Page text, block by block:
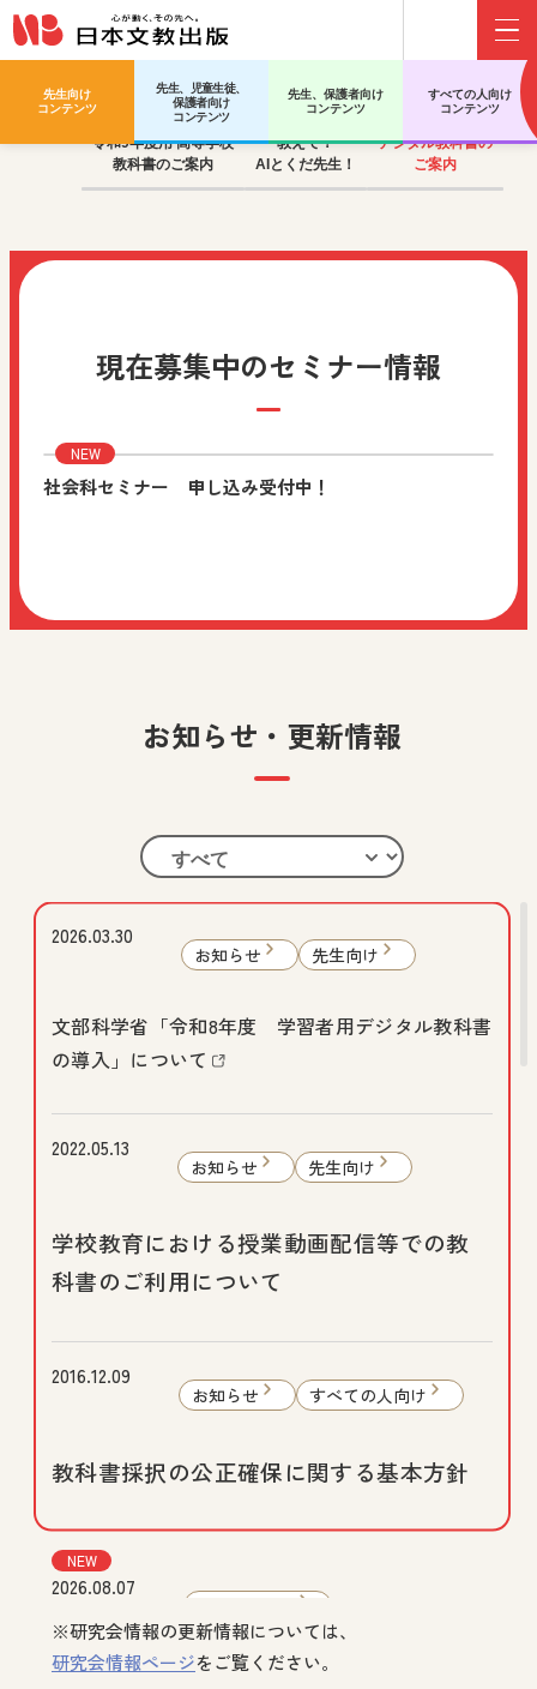
先生向け
コンテンツ
先生、児童生徒、
保護者向け
コンテンツ
先生、保護者向け
コンテンツ
すべての人向け
コンテンツ
令和9年度用 高等学校
教科書のご案内
教えて！
AIとくだ先生！
デジタル教科書の
ご案内
現在募集中のセミナー情報
社会科セミナー 申し込み受付中！
お知らせ・更新情報
2026.03.30
お知らせ 先生向け
文部科学省「令和8年度 学習者用デジタル教科書
の導入」について
2022.05.13
お知らせ 先生向け
学校教育における授業動画配信等での教
科書のご利用について
2016.12.09
お知らせ すべての人向け
教科書採択の公正確保に関する基本方針
NEW
2026.08.07
小学校 図画工作
中学校 美術
※研究会情報の更新情報については、
研究会情報ページをご覧ください。